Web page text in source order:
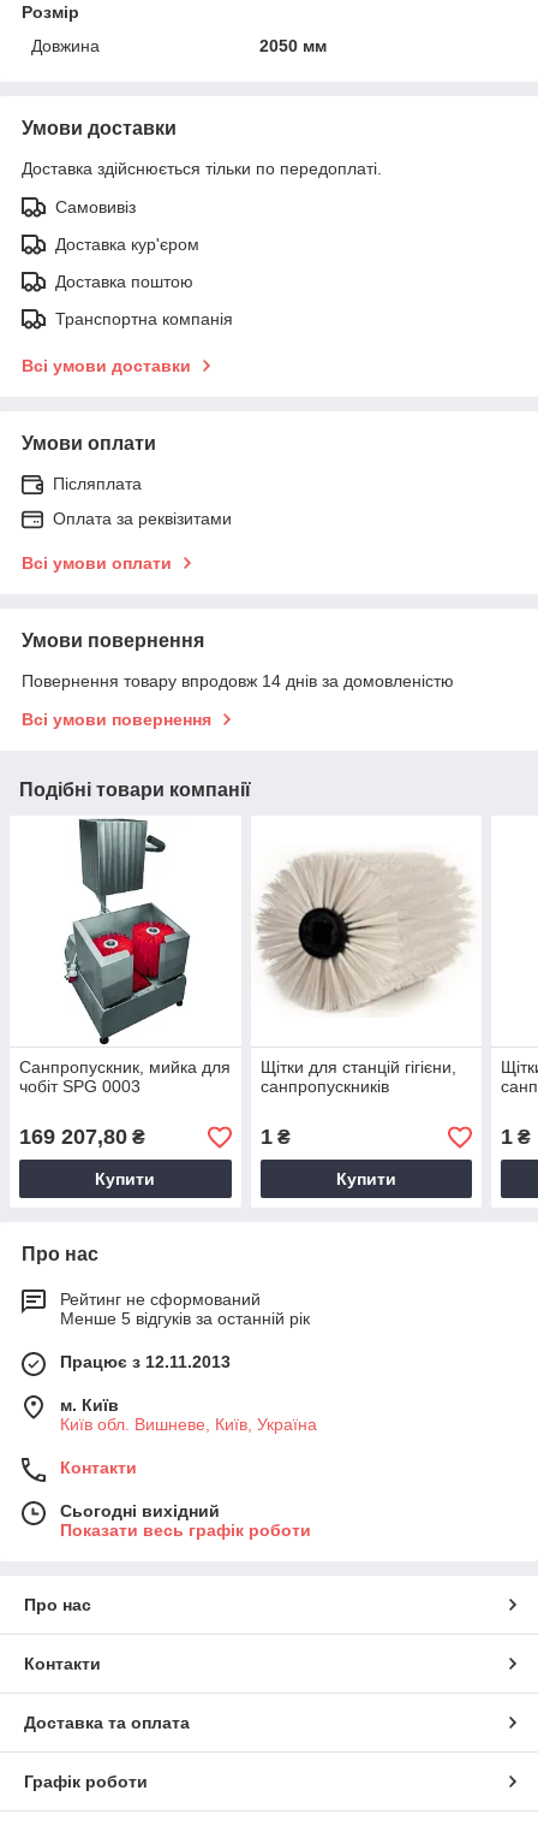
Розмір
Довжина
2050 мм
Умови доставки
Доставка здійснюється тільки по передоплаті.
Самовивіз
Доставка кур'єром
Доставка поштою
Транспортна компанія
Всі умови доставки
Умови оплати
Післяплата
Оплата за реквізитами
Всі умови оплати
Умови повернення
Повернення товару впродовж 14 днів за домовленістю
Всі умови повернення
Подібні товари компанії
Санпропускник, мийка для
чобіт SPG 0003
169 207,80 ₴
Купити
Щітки для станцій гігієни,
санпропускників
1₴
Купити
1 ₴
Про нас
Рейтинг не сформований
Менше 5 відгуків за останній рік
Працює з 12.11.2013
м. Київ
Київ обл. Вишневе, Київ, Україна
Контакти
Сьогодні вихідний
Показати весь графік роботи
Про нас
Контакти
Доставка та оплата
Графік роботи